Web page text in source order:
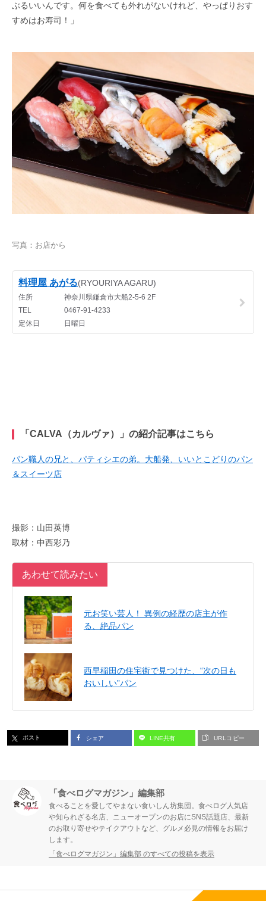
ぶるいいんです。何を食べても外れがないけれど、やっぱりおす
すめはお寿司！」
写真：お店から
「CALVA（カルヴァ）」の紹介記事はこちら
パン職人の兄と、パティシエの弟。大船発、いいとこどりのパン
＆スイーツ店
撮影：山田英博
取材：中西彩乃
あわせて読みたい
元お笑い芸人！ 異例の経歴の店主が作
る、絶品パン
西早稲田の住宅街で見つけた、“次の日も
おいしい”パン
ポスト シェア LINE共有 URLコピー
「食べログマガジン」編集部
食べることを愛してやまない食いしん坊集団。食べログ人気店
や知られざる名店、ニューオープンのお店にSNS話題店、最新
のお取り寄せやテイクアウトなど、グルメ必見の情報をお届け
します。
「食べログマガジン」編集部 のすべての投稿を表示